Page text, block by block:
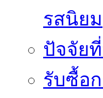
รสนิยม
ปัจจัย
รับซื้อ